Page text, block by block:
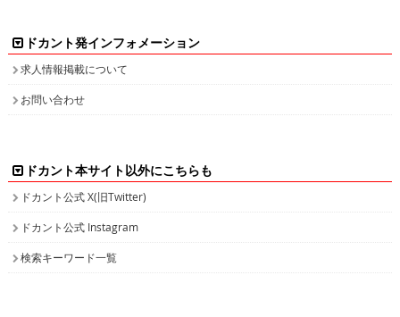
お問い合わせ
ドカント公式 Instagram